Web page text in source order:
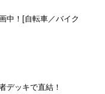
中！[自転車／バイク
デッキで直結！